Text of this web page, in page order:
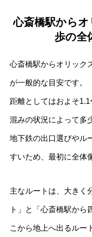
心斎橋駅から
歩の全
心斎橋駅からオリック
が一般的な目安です。
距離としてはおよそ
混みの状況によって多
地下鉄の出口選びやル
すいため、最初に全体
主なルートは、大きく
ト」と「心斎橋駅から
こから地上へ出るルー